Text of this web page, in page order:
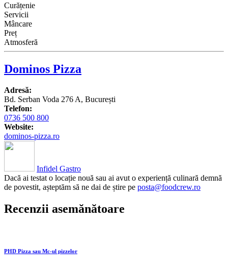
Curățenie
Servicii
Mâncare
Preț
Atmosferă
Dominos Pizza
Adresă:
Bd. Serban Voda 276 A, București
Telefon:
0736 500 800
Website:
dominos-pizza.ro
Infidel Gastro
Dacă ai testat o locație nouă sau ai avut o experiență culinară demnă
de povestit, așteptăm să ne dai de știre pe posta@foodcrew.ro
Recenzii asemănătoare
PHD Pizza sau Mc-ul pizzelor